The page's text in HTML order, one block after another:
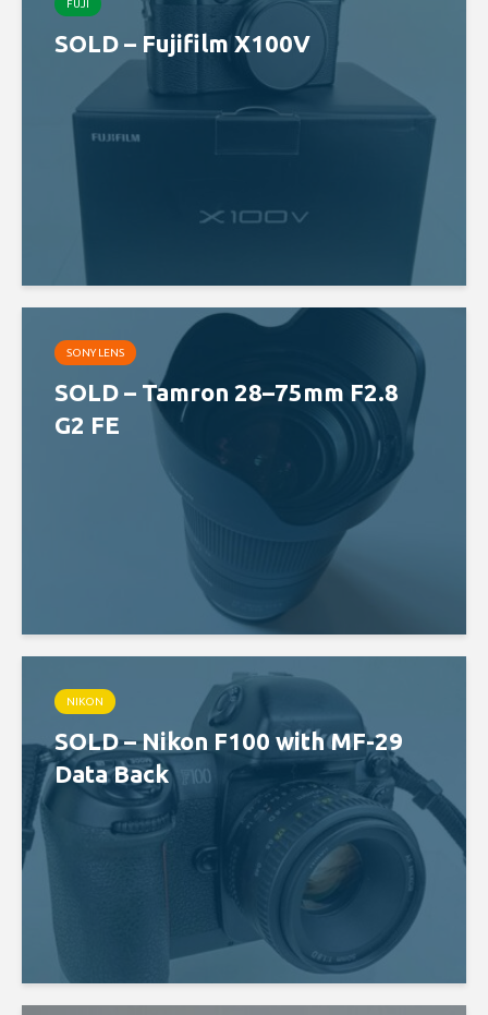
FUJI
SOLD – Fujifilm X100V
SONY LENS
SOLD – Tamron 28–75mm F2.8
G2 FE
NIKON
SOLD – Nikon F100 with MF-29
Data Back